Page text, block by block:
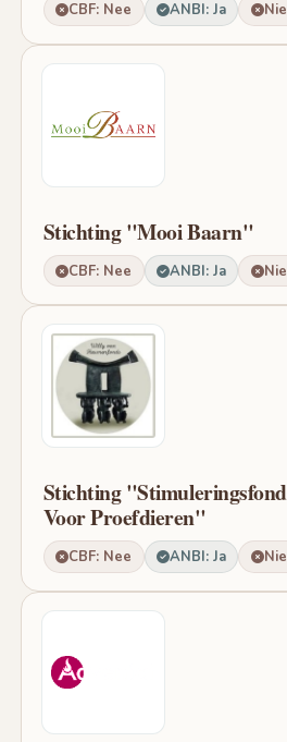
CBF: Nee ANBI: Ja
Stichting "Mooi Baarn"
CBF: Nee ANBI: Ja
Stichting
Voor Proefdieren"
CBF: Nee ANBI: Ja